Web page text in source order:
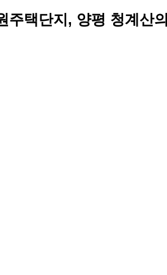
주택단지, 양평 청계산